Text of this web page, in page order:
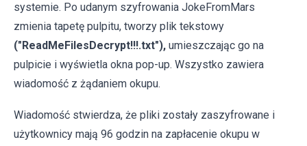
systemie. Po udanym szyfrowania JokeFromMars
zmienia tapetę pulpitu, tworzy plik tekstowy
("ReadMeFilesDecrypt!!!.txt"), umieszczając go na
pulpicie i wyświetla okna pop-up. Wszystko zawiera
wiadomość z żądaniem okupu.
Wiadomość stwierdza, że ​​pliki zostały zaszyfrowane i
użytkownicy mają 96 godzin na zapłacenie okupu w